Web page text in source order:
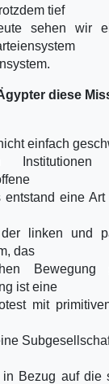
tief
sehen wir
diese
einfach
eine Art
linken und
das
Bewegung
ist eine
mit
in Bezug auf die